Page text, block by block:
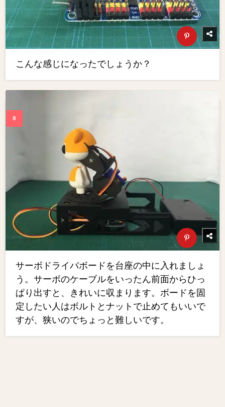
こんな感じになったでしょうか？
サーボドライバボードを台座の中に入れましょ
う。サーボのケーブルをいったん前面からひっ
ぱり出すと、きれいに収まります。ボードを固
定したい人はボルトとナットで止めてもいいで
すが、狭いのでちょっと難しいです。